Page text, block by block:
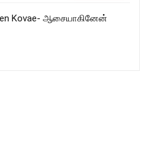
Kovae- ஆசையாகினேன்